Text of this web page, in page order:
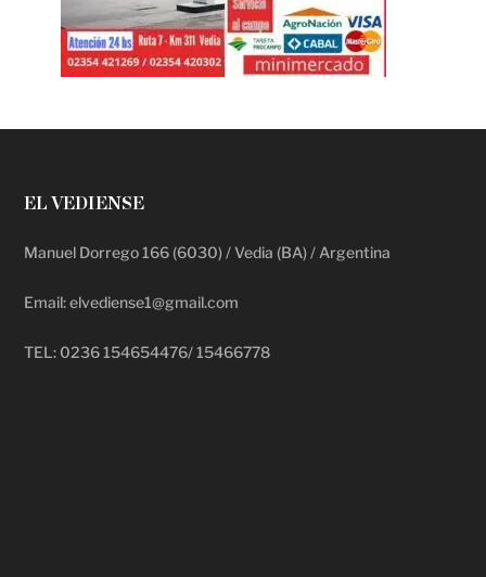
EL VEDIENSE
Manuel Dorrego 166 (6030) / Vedia (BA) / Argentina
Email: elvediense1@gmail.com
TEL: 0236 154654476/ 15466778